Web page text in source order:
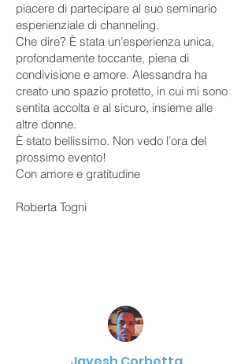
piacere di partecipare al suo seminario
esperienziale di channeling.
Che dire? È stata un’esperienza unica,
profondamente toccante, piena di
condivisione e amore. Alessandra ha
creato uno spazio protetto, in cui mi sono
sentita accolta e al sicuro, insieme alle
altre donne.
È stato bellissimo. Non vedo l’ora del
prossimo evento!
Con amore e gratitudine
Roberta Togni